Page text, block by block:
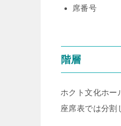
席番号
階層
ホクト文化ホー
座席表では分割